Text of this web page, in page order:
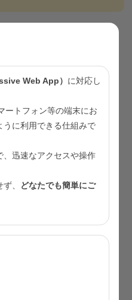
健康推進プラン２１推進
委員名簿 （PDF：
ン２１（第二次）指標
ラン２１（第二次）の最
288KB）
ート（糖尿病・メタボ
参考指標4・5））
Web App） に対応し
ートフォン等の端末にお
うに利用できる仕組みで
、迅速なアクセスや操作
、 どなたでも簡単にご